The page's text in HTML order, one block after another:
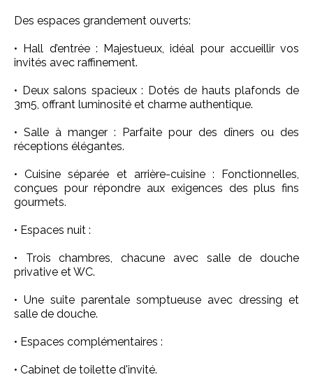
Des espaces grandement ouverts:
• Hall d’entrée : Majestueux, idéal pour accueillir vos
invités avec raffinement.
• Deux salons spacieux : Dotés de hauts plafonds de
3m5, offrant luminosité et charme authentique.
• Salle à manger : Parfaite pour des dîners ou des
réceptions élégantes.
• Cuisine séparée et arrière-cuisine : Fonctionnelles,
conçues pour répondre aux exigences des plus fins
gourmets.
• Espaces nuit :
• Trois chambres, chacune avec salle de douche
privative et WC.
• Une suite parentale somptueuse avec dressing et
salle de douche.
• Espaces complémentaires :
• Cabinet de toilette d'invité.